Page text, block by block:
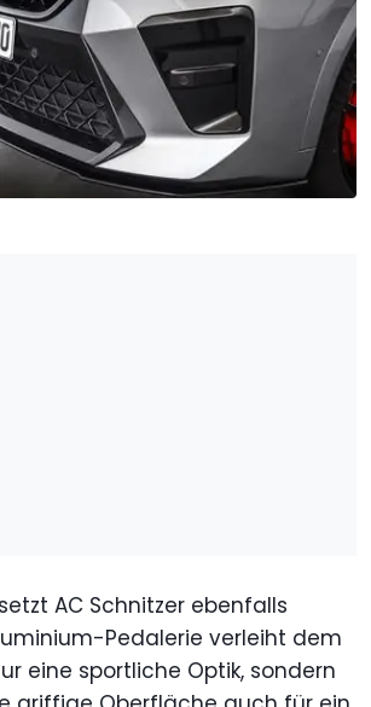
AC Schnitzer ebenfalls
Pedalerie verleiht dem
eine sportliche Optik, sondern